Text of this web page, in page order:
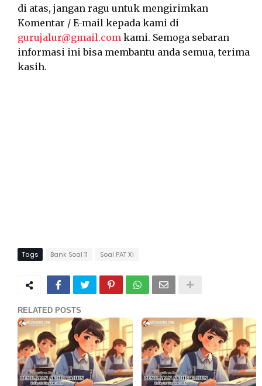
di atas, jangan ragu untuk mengirimkan
Komentar / E-mail kepada kami di
gurujalur@gmail.com kami. Semoga sebaran
informasi ini bisa membantu anda semua, terima
kasih.
Tags Bank Soal 11 Soal PAT XI
RELATED POSTS